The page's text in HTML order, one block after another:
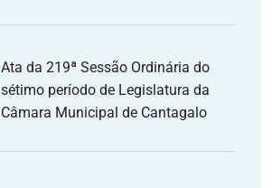
Ata da 219ª Sessão Ordinária do
sétimo período de Legislatura da
Câmara Municipal de Cantagalo